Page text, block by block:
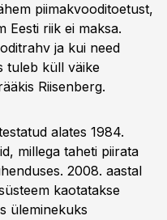
piimakvooditoetust,
Eesti riik ei maksa.
ja kui need
tuleb küll väike
Riisenberg.
alates 1984.
millega taheti piirata
2008. aastal
kaotatakse
üleminekuks